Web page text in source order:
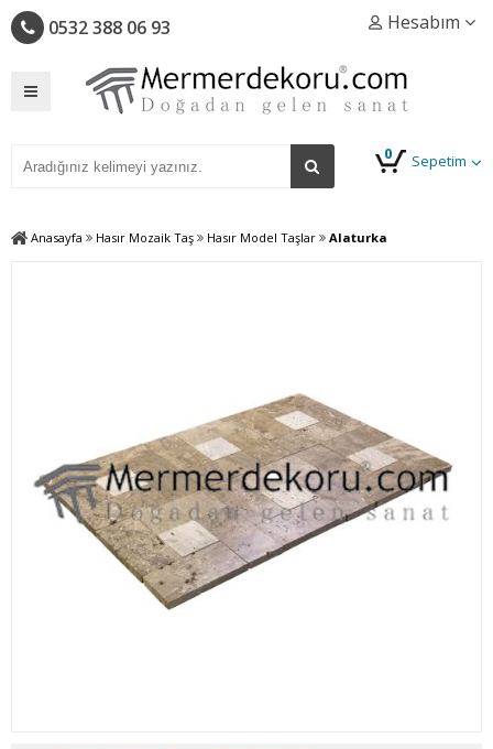
0532 388 06 93 Hesabım
Sepetim
0
Anasayfa Hasır Mozaik Taş Hasır Model Taşlar Alaturka